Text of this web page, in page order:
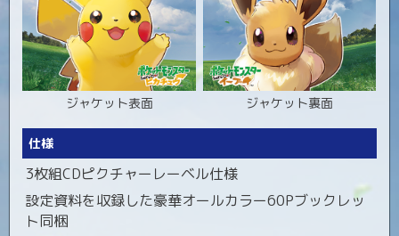
ジャケット表面 ジャケット裏面
仕様
3枚組CDピクチャーレーベル仕様
設定資料を収録した豪華オールカラー60Pブックレッ
ト同梱